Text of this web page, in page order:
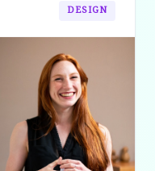
DESIGN